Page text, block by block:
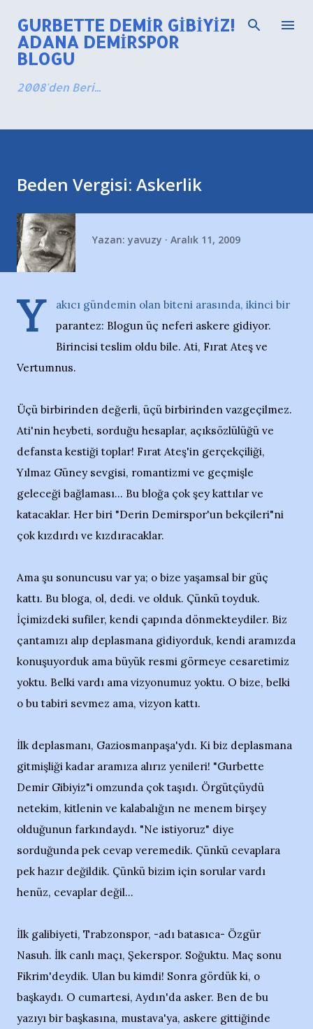
Ana içeriğe atla
GURBETTE DEMIR GIBIYIZ!
ADANA DEMIRSPOR
BLOGU
2008'den Beri...
Beden Vergisi: Askerlik
Yazan: yavuzy Aralık 11, 2009
Y
akıcı gündemin olan biteni arasında, ikinci bir
parantez: Blogun üç neferi askere gidiyor.
Birincisi teslim oldu bile. Ati, Fırat Ateş ve
Vertumnus.
Üçü birbirinden değerli, üçü birbirinden vazgeçilmez.
Ati'nin heybeti, sorduğu hesaplar, açıksözlülüğü ve
defansta kestiği toplar! Fırat Ateş'in gerçekçiliği,
Yılmaz Güney sevgisi, romantizmi ve geçmişle
geleceği bağlaması... Bu bloğa çok şey kattılar ve
katacaklar. Her biri "Derin Demirspor'un bekçileri"ni
çok kızdırdı ve kızdıracaklar.
Ama şu sonuncusu var ya; o bize yaşamsal bir güç
kattı. Bu bloga, ol, dedi. ve olduk. Çünkü toyduk.
İçimizdeki sufiler, kendi çapında dönmekteydiler. Biz
çantamızı alıp deplasmana gidiyorduk, kendi aramızda
konuşuyorduk ama büyük resmi görmeye cesaretimiz
yoktu. Belki vardı ama vizyonumuz yoktu. O bize, belki
o bu tabiri sevmez ama, vizyon kattı.
İlk deplasmanı, Gaziosmanpaşa'ydı. Ki biz deplasmana
gitmişliği kadar aramıza alırız yenileri! "Gurbette
Demir Gibiyiz"i omzunda çok taşıdı. Örgütçüydü
netekim, kitlenin ve kalabalığın ne menem birşey
olduğunun farkındaydı. "Ne istiyoruz" diye
sorduğunda pek cevap veremedik. Çünkü cevaplara
pek hazır değildik. Çünkü bizim için sorular vardı
henüz, cevaplar değil...
İlk galibiyeti, Trabzonspor, -adı batasıca- Özgür
Nasuh. İlk canlı maçı, Şekerspor. Soğuktu. Maç sonu
Fikrim'deydik. Ulan bu kimdi! Sonra gördük ki, o
başkaydı. O cumartesi, Aydın'da asker. Ben de bu
yazıyı bir başkasına, mustava'ya, askere gittiğinde